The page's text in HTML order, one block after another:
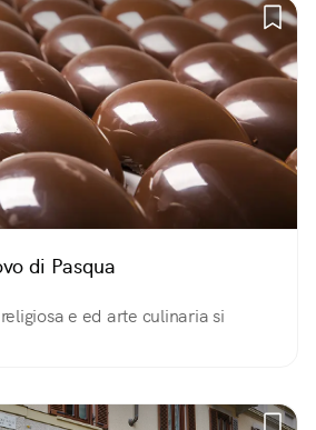
di Pasqua
e ed arte culinaria si